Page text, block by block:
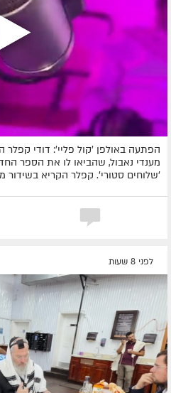
הפתעה באולפן 'קול פליי': דודי קפלר
מענדי נאבול, שהביאו לו את הספר
'שלוחים סטורי'. קפלר הקריא
לפני 8 שעות